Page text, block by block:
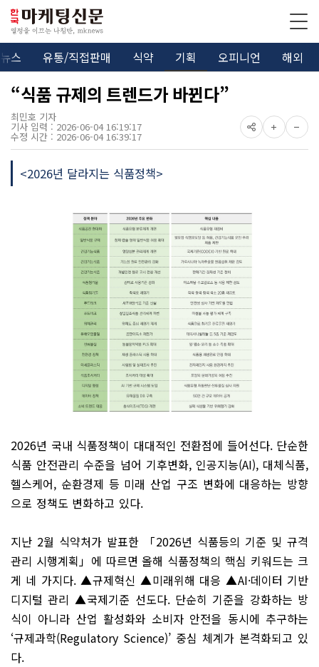
뉴스 유통/직접판매 식약 기획 오피니언 해외
“식품 규제의 트렌드가 바뀐다”
최민호 기자
기사 입력 : 2026-06-04 16:19:17
수정 시간 : 2026-06-04 16:39:17
<2026년 달라지는 식품정책>
2026년 국내 식품정책이 대대적인 전환점에 들어선다. 단순한
식품 안전관리 수준을 넘어 기후변화, 인공지능(AI), 대체식품,
헬스케어, 순환경제 등 미래 산업 구조 변화에 대응하는 방향
으로 정책도 변화하고 있다.
지난 2월 식약처가 발표한 「2026년 식품등의 기준 및 규격
관리 시행계획」에 따르면 올해 식품정책의 핵심 키워드는 크
게 네 가지다. ▲규제혁신 ▲미래위해 대응 ▲AI·데이터 기반
디지털 관리 ▲국제기준 선도다. 단순히 기준을 강화하는 방
식이 아니라 산업 활성화와 소비자 안전을 동시에 추구하는
‘규제과학(Regulatory Science)’ 중심 체계가 본격화되고 있
다.